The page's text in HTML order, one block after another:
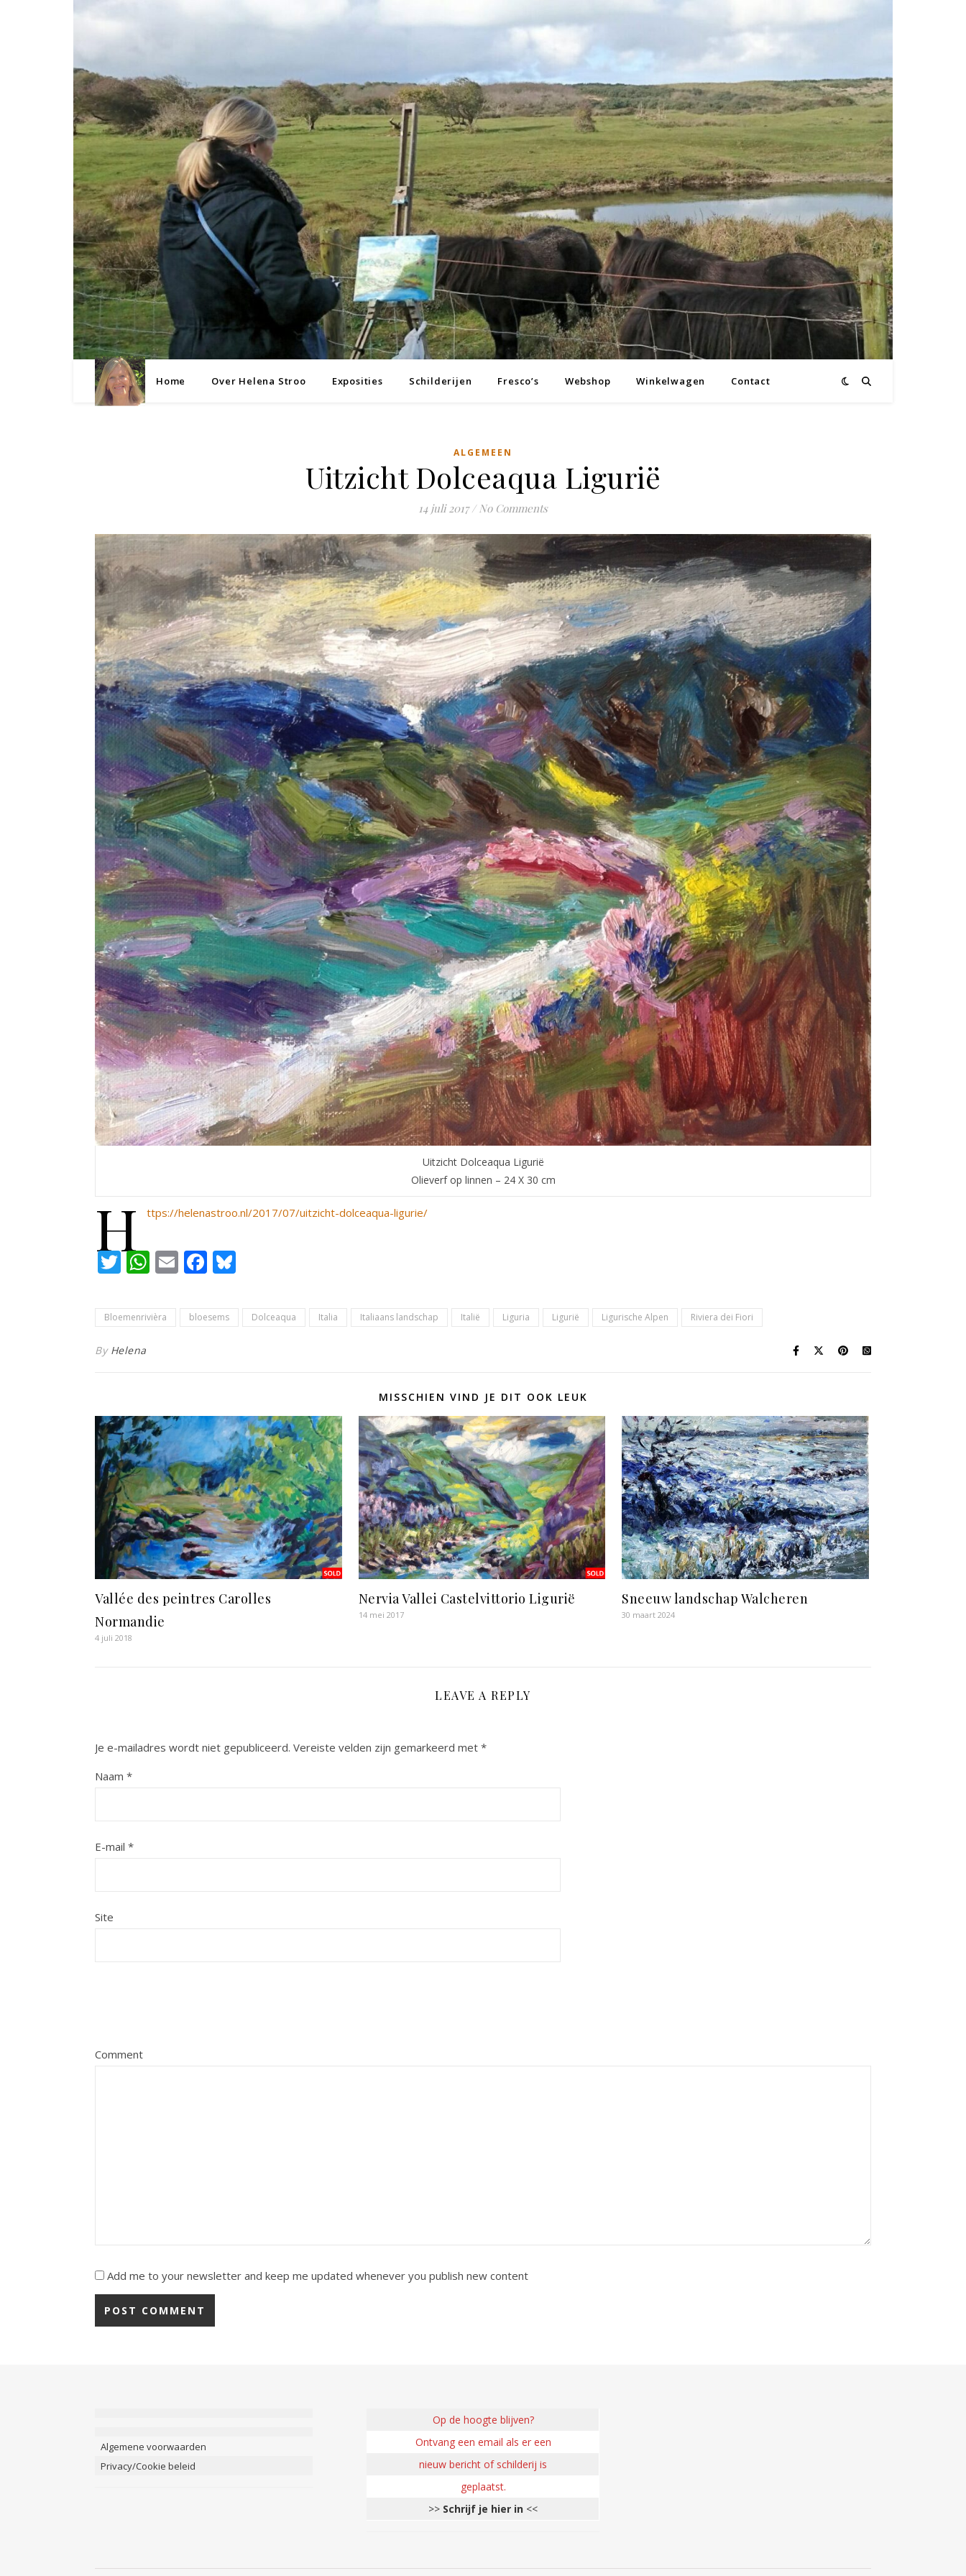
Home Over Helena Stroo Exposities Schilderijen Fresco’s Webshop Winkelwagen Contact
ALGEMEEN
Uitzicht Dolceaqua Ligurië
14 juli 2017 / No Comments
Uitzicht Dolceaqua Ligurië
Olieverf op linnen – 24 X 30 cm
h ttps://helenastroo.nl/2017/07/uitzicht-dolceaqua-ligurie/
Twitter
WhatsApp
EmailFacebook
Bloemenrivièra bloesems Dolceaqua Italia Italiaans landschap Italië Liguria Ligurië Ligurische Alpen Riviera dei Fiori
By Helena
MISSCHIEN VIND JE DIT OOK LEUK
Vallée des peintres Carolles
Normandie
4 juli 2018
Nervia Vallei Castelvittorio Ligurië
14 mei 2017
Sneeuw landschap Walcheren
30 maart 2024
LEAVE A REPLY
Je e-mailadres wordt niet gepubliceerd. Vereiste velden zijn gemarkeerd met *
Naam *
E-mail *
Site
Comment
Add me to your newsletter and keep me updated whenever you publish new content
Algemene voorwaarden
Privacy/Cookie beleid
Op de hoogte blijven?
Ontvang een email als er een
nieuw bericht of schilderij is
geplaatst.
>> Schrijf je hier in <<